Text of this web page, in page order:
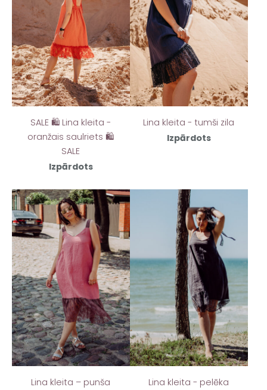
SALE 🛍️ Lina kleita -
oranžais saulriets 🛍️
SALE
Izpārdots
Lina kleita - tumši zila
Izpārdots
Lina kleita – punša
Lina kleita - pelēka